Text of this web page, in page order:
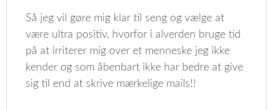
Så jeg vil gøre mig klar til seng og vælge at
være ultra positiv, hvorfor i alverden bruge tid
på at irriterer mig over et menneske jeg ikke
kender og som åbenbart ikke har bedre at give
sig til end at skrive mærkelige mails!!